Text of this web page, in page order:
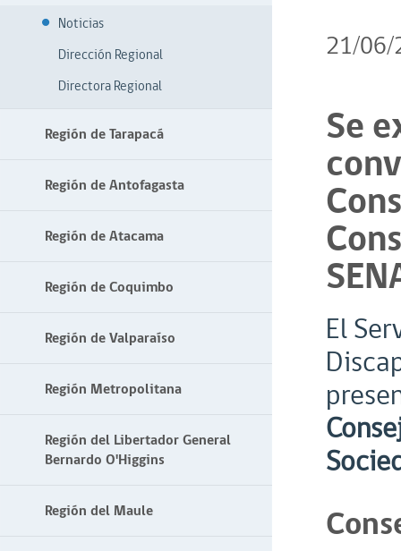
Noticias
Dirección Regional
Directora Regional
Región de Tarapacá
Región de Antofagasta
Región de Atacama
Región de Coquimbo
Región de Valparaíso
Región Metropolitana
Región del Libertador General
Bernardo O'Higgins
Región del Maule
21/
Se
El